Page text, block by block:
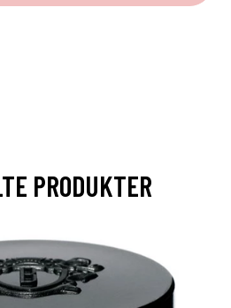
PRODUKTER